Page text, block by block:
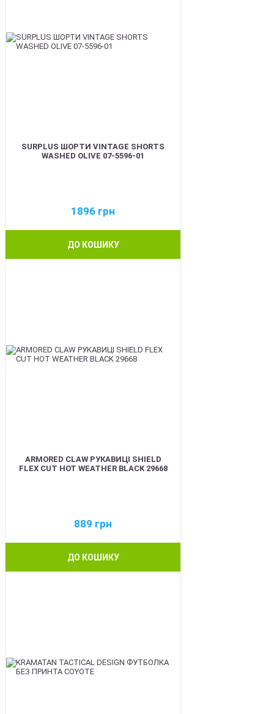
SURPLUS ШОРТИ VINTAGE SHORTS
WASHED OLIVE 07-5596-01
1896 грн
ДО КОШИКУ
ARMORED CLAW РУКАВИЦІ SHIELD
FLEX CUT HOT WEATHER BLACK 29668
889 грн
ДО КОШИКУ